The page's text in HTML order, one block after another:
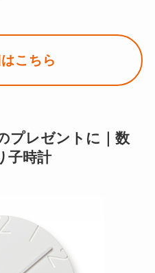
こちら
プレゼントに｜数
子時計